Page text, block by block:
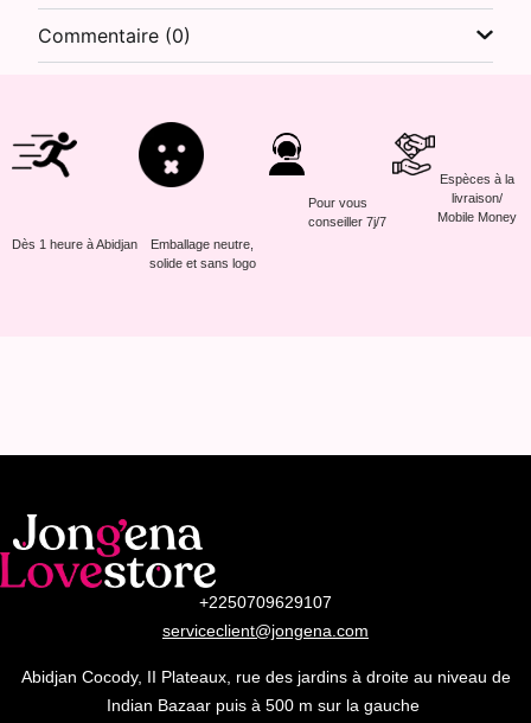
Commentaire (0)
Dès 1 heure à Abidjan
Emballage neutre,
solide et sans logo
Pour vous
conseiller 7j/7
Espèces à la
livraison/
Mobile Money
+2250709629107
serviceclient@jongena.com
Abidjan Cocody, II Plateaux, rue des jardins à droite au niveau de
Indian Bazaar puis à 500 m sur la gauche